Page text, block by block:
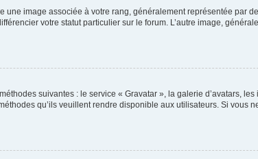
une image associée à votre rang, généralement représentée par
votre statut particulier sur le forum. L’autre image,
suivantes : le service « Gravatar », la galerie d’avatars, les
qu’ils veuillent rendre disponible aux utilisateurs. Si vous